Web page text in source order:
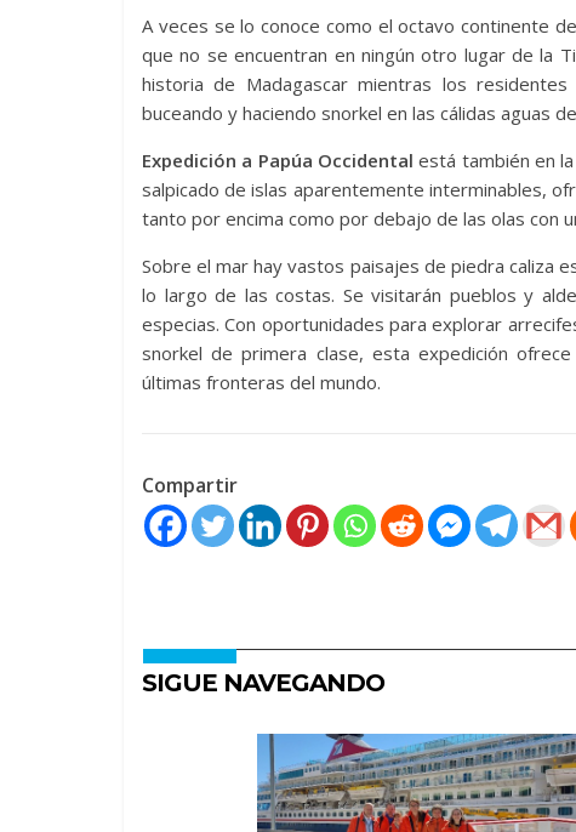
A veces se lo conoce como el octavo continente
que no se encuentran en ningún otro lugar de la
historia de Madagascar mientras los
buceando y haciendo snorkel en las cálidas aguas
Expedición a Papúa Occidental está también en
salpicado de islas aparentemente interminables,
tanto por encima como por debajo de las olas con
Sobre el mar hay vastos paisajes de piedra caliza
lo largo de las costas. Se visitarán pueblos y
especias. Con oportunidades para explorar
snorkel de primera clase, esta expedición
últimas fronteras del mundo.
Compartir
SIGUE NAVEGANDO